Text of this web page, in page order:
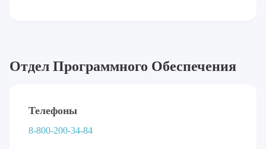
Отдел Программного Обеспечения
Телефоны
8-800-200-34-84